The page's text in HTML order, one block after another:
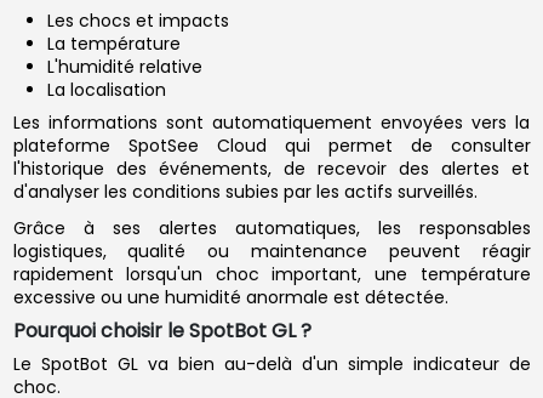
Les chocs et impacts
La température
L'humidité relative
La localisation
Les informations sont automatiquement envoyées vers la
plateforme SpotSee Cloud qui permet de consulter
l'historique des événements, de recevoir des alertes et
d'analyser les conditions subies par les actifs surveillés.
Grâce à ses alertes automatiques, les responsables
logistiques, qualité ou maintenance peuvent réagir
rapidement lorsqu'un choc important, une température
excessive ou une humidité anormale est détectée.
Pourquoi choisir le SpotBot GL ?
Le SpotBot GL va bien au-delà d'un simple indicateur de
choc.